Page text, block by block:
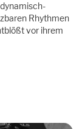
Rhythmen
vor ihrem